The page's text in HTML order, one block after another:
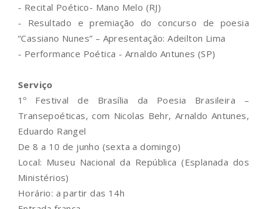
- Recital Poético- Mano Melo (RJ)
- Resultado e premiação do concurso de poesia
“Cassiano Nunes” – Apresentação: Adeilton Lima
- Performance Poética - Arnaldo Antunes (SP)
Serviço
1º Festival de Brasília da Poesia Brasileira –
Transepoéticas, com Nicolas Behr, Arnaldo Antunes,
Eduardo Rangel
De 8 a 10 de junho (sexta a domingo)
Local: Museu Nacional da República (Esplanada dos
Ministérios)
Horário: a partir das 14h